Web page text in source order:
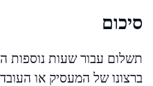
סיכום
תשלום עבור שעות נוספות
ברצונו של המעסיק או